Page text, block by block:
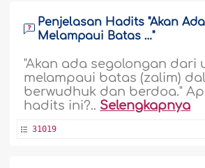
Penjelasan Hadits "Akan
Melampaui Batas …"
"Akan ada segolongan dari
melampaui batas (zalim)
berwudhuk dan berdoa."
hadits ini?.. Selengkapnya
31019